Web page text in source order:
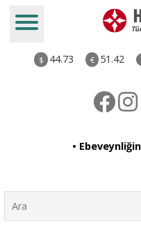
$ 44.73 € 51.42
•